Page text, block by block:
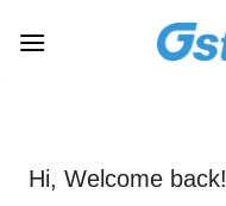
Hi, Welcome back!